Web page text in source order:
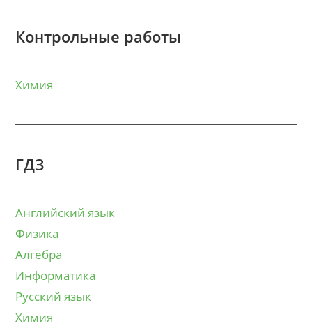
Контрольные работы
Химия
ГДЗ
Английский язык
Физика
Алгебра
Информатика
Русский язык
Химия